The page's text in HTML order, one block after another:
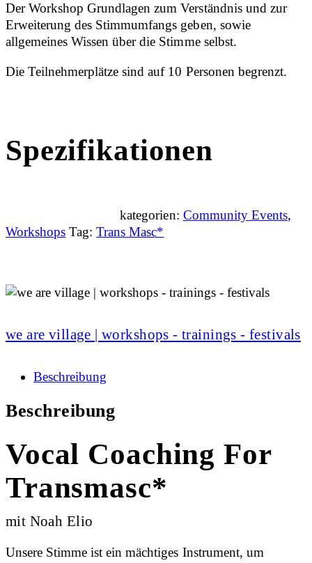
Der Workshop Grundlagen zum Verständnis und zur
Erweiterung des Stimmumfangs geben, sowie
allgemeines Wissen über die Stimme selbst.
Die Teilnehmerplätze sind auf 10 Personen begrenzt.
Spezifikationen
kategorien: Community Events,
Workshops Tag: Trans Masc*
we are village | workshops - trainings - festivals
Beschreibung
Beschreibung
Vocal Coaching For
Transmasc*
mit Noah Elio
Unsere Stimme ist ein mächtiges Instrument, um